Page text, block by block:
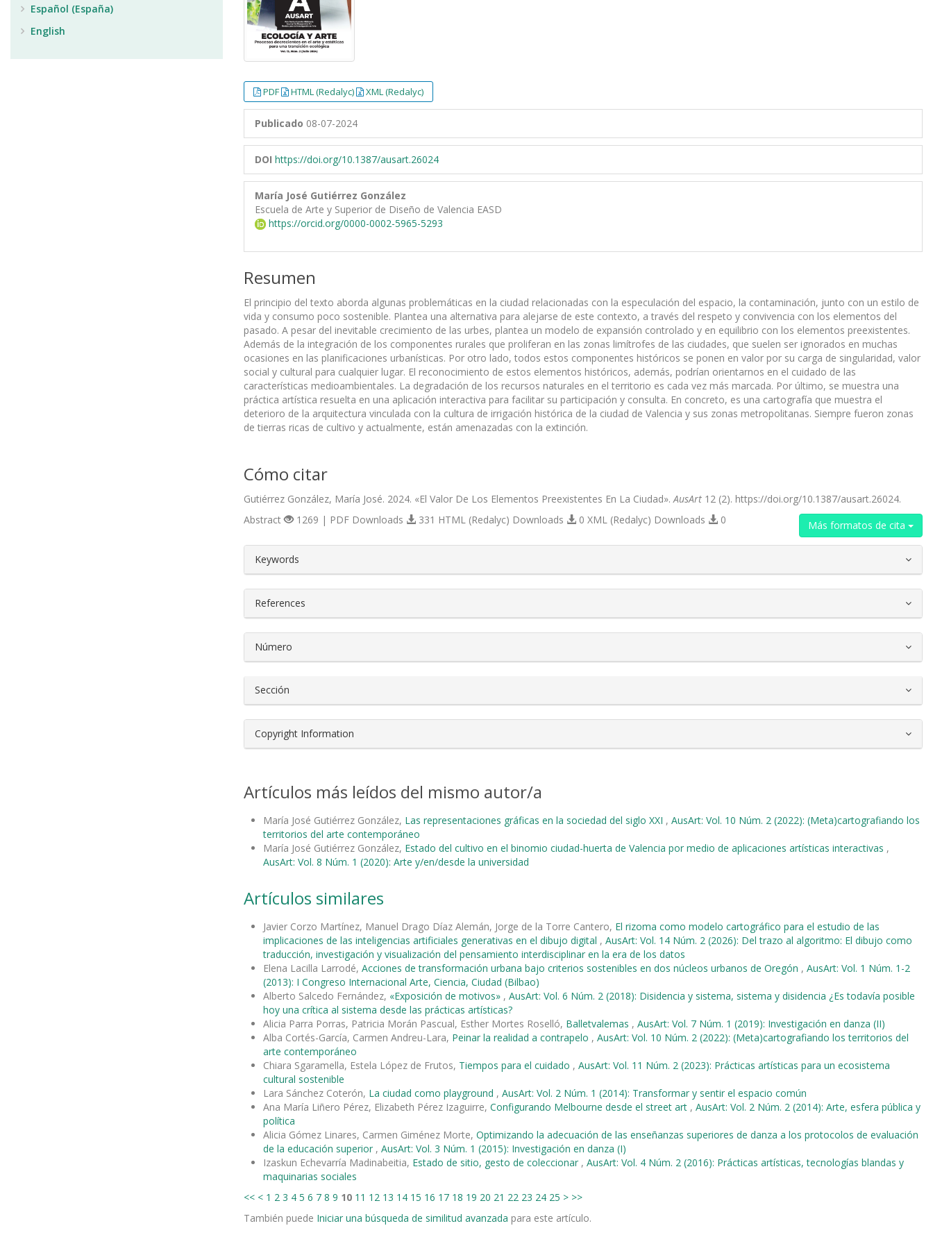
PDF HTML (Redalyc) XML (Redalyc)
Publicado 08-07-2024
DOI https://doi.org/10.1387/ausart.26024
María José Gutiérrez González
Escuela de Arte y Superior de Diseño de Valencia EASD
https://orcid.org/0000-0002-5965-5293
Resumen
El principio del texto aborda algunas problemáticas en la ciudad relacionadas con la especulación del espacio, la contaminación, junto con un estilo de
vida y consumo poco sostenible. Plantea una alternativa para alejarse de este contexto, a través del respeto y convivencia con los elementos del
pasado. A pesar del inevitable crecimiento de las urbes, plantea un modelo de expansión controlado y en equilibrio con los elementos preexistentes.
Además de la integración de los componentes rurales que proliferan en las zonas limítrofes de las ciudades, que suelen ser ignorados en muchas
ocasiones en las planificaciones urbanísticas. Por otro lado, todos estos componentes históricos se ponen en valor por su carga de singularidad, valor
social y cultural para cualquier lugar. El reconocimiento de estos elementos históricos, además, podrían orientarnos en el cuidado de las
características medioambientales. La degradación de los recursos naturales en el territorio es cada vez más marcada. Por último, se muestra una
práctica artística resuelta en una aplicación interactiva para facilitar su participación y consulta. En concreto, es una cartografía que muestra el
deterioro de la arquitectura vinculada con la cultura de irrigación histórica de la ciudad de Valencia y sus zonas metropolitanas. Siempre fueron zonas
de tierras ricas de cultivo y actualmente, están amenazadas con la extinción.
Cómo citar
Gutiérrez González, María José. 2024. «El Valor De Los Elementos Preexistentes En La Ciudad».AusArt 12 (2). https://doi.org/10.1387/ausart.26024.
Más formatos de cita
Abstract 1269 | PDF Downloads 331 HTML (Redalyc) Downloads 0 XML (Redalyc) Downloads 0
##plugins.themes.bootstrap3.article.details##
Keywords
References
Número
Sección
Copyright Information
Artículos más leídos del mismo autor/a
María José Gutiérrez González, Las representaciones gráficas en la sociedad del siglo XXI , AusArt: Vol. 10 Núm. 2 (2022): (Meta)cartografiando los
territorios del arte contemporáneo
María José Gutiérrez González, Estado del cultivo en el binomio ciudad-huerta de Valencia por medio de aplicaciones artísticas interactivas ,
AusArt: Vol. 8 Núm. 1 (2020): Arte y/en/desde la universidad
Artículos similares
Javier Corzo Martínez, Manuel Drago Díaz Alemán, Jorge de la Torre Cantero, El rizoma como modelo cartográfico para el estudio de las
implicaciones de las inteligencias artificiales generativas en el dibujo digital , AusArt: Vol. 14 Núm. 2 (2026): Del trazo al algoritmo: El dibujo como
traducción, investigación y visualización del pensamiento interdisciplinar en la era de los datos
Elena Lacilla Larrodé, Acciones de transformación urbana bajo criterios sostenibles en dos núcleos urbanos de Oregón , AusArt: Vol. 1 Núm. 1-2
(2013): I Congreso Internacional Arte, Ciencia, Ciudad (Bilbao)
Alberto Salcedo Fernández, «Exposición de motivos» , AusArt: Vol. 6 Núm. 2 (2018): Disidencia y sistema, sistema y disidencia ¿Es todavía posible
hoy una crítica al sistema desde las prácticas artísticas?
Alicia Parra Porras, Patricia Morán Pascual, Esther Mortes Roselló, Balletvalemas , AusArt: Vol. 7 Núm. 1 (2019): Investigación en danza (II)
Alba Cortés-García, Carmen Andreu-Lara, Peinar la realidad a contrapelo , AusArt: Vol. 10 Núm. 2 (2022): (Meta)cartografiando los territorios del
arte contemporáneo
Chiara Sgaramella, Estela López de Frutos, Tiempos para el cuidado , AusArt: Vol. 11 Núm. 2 (2023): Prácticas artísticas para un ecosistema
cultural sostenible
Lara Sánchez Coterón, La ciudad como playground , AusArt: Vol. 2 Núm. 1 (2014): Transformar y sentir el espacio común
Ana María Liñero Pérez, Elizabeth Pérez Izaguirre, Configurando Melbourne desde el street art , AusArt: Vol. 2 Núm. 2 (2014): Arte, esfera pública y
política
Alicia Gómez Linares, Carmen Giménez Morte, Optimizando la adecuación de las enseñanzas superiores de danza a los protocolos de evaluación
de la educación superior , AusArt: Vol. 3 Núm. 1 (2015): Investigación en danza (I)
Izaskun Echevarría Madinabeitia, Estado de sitio, gesto de coleccionar , AusArt: Vol. 4 Núm. 2 (2016): Prácticas artísticas, tecnologías blandas y
maquinarias sociales
<< < 1 2 3 4 5 6 7 8 9 10 11 12 13 14 15 16 17 18 19 20 21 22 23 24 25 > >>
También puede Iniciar una búsqueda de similitud avanzada para este artículo.
Español (España)
English